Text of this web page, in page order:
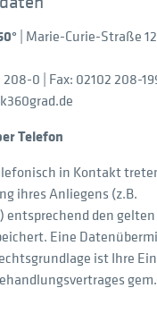
| Marie-Curie-Straße 12
208-0 | Fax: 02102 208-
Telefon
in Kontakt
ihres Anliegens (z.B.
entsprechend den
Eine
ist Ihre